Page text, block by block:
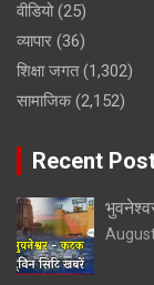
वीडियो(25)
व्यापार (36)
शिक्षा जगत(1,302)
सामाजिक(2,152)
Recent